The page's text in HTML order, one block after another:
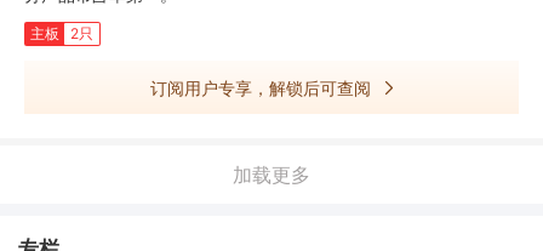
主板 2只
订阅用户专享，解锁后可查阅
加载更多